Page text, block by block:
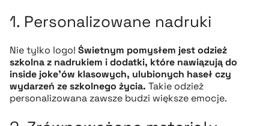
1. Personalizowane nadruki
Nie tylko logo! Świetnym pomysłem jest odzież
szkolna z nadrukiem i dodatki, które nawiązują do
inside joke’ów klasowych, ulubionych haseł czy
wydarzeń ze szkolnego życia. Takie odzież
personalizowana zawsze budzi większe emocje.